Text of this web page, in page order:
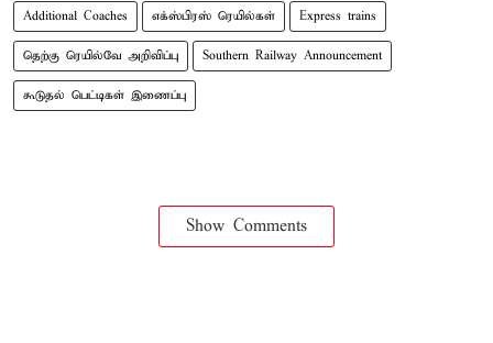
Additional Coaches எக்ஸ்பிரஸ் ரெயில்கள் Express trains
தெற்கு ரெயில்வே அறிவிப்பு Southern Railway Announcement
கூடுதல் பெட்டிகள் இணைப்பு
Show Comments